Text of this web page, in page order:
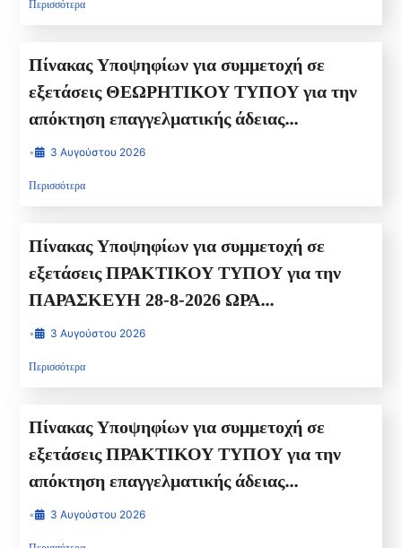
Περισσότερα
Πίνακας Υποψηφίων για συμμετοχή σε
εξετάσεις ΘΕΩΡΗΤΙΚΟΥ ΤΥΠΟΥ για την
απόκτηση επαγγελματικής άδειας
Αρχιτεχνίτη ψυκτικού και Πιστοποιητικό ΙΙ
• 3 Αυγούστου 2026
Περισσότερα
Πίνακας Υποψηφίων για συμμετοχή σε
εξετάσεις ΠΡΑΚΤΙΚΟΥ ΤΥΠΟΥ για την
ΠΑΡΑΣΚΕΥΗ 28-8-2026 ΩΡΑ
ΠΡΟΣΕΛΕΥΣΗΣ 14.00 ΚΑΙ ΩΡΑ
• 3 Αυγούστου 2026
Περισσότερα
Πίνακας Υποψηφίων για συμμετοχή σε
εξετάσεις ΠΡΑΚΤΙΚΟΥ ΤΥΠΟΥ για την
απόκτηση επαγγελματικής άδειας
ΧΕΙΡΙΣΤΗ ΜΗΧΑΝΗΜΑΤΩΝ ΕΡΓΟΥ Α-3
• 3 Αυγούστου 2026